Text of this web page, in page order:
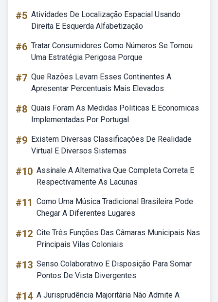
#5 Atividades De Localização Espacial Usando
Direita E Esquerda Alfabetização
#6 Tratar Consumidores Como Números Se Tornou
Uma Estratégia Perigosa Porque
#7 Que Razões Levam Esses Continentes A
Apresentar Percentuais Mais Elevados
#8 Quais Foram As Medidas Politicas E Economicas
Implementadas Por Portugal
#9 Existem Diversas Classificações De Realidade
Virtual E Diversos Sistemas
#10 Assinale A Alternativa Que Completa Correta E
Respectivamente As Lacunas
#11 Como Uma Música Tradicional Brasileira Pode
Chegar A Diferentes Lugares
#12 Cite Três Funções Das Câmaras Municipais Nas
Principais Vilas Coloniais
#13 Senso Colaborativo E Disposição Para Somar
Pontos De Vista Divergentes
#14 A Jurisprudência Majoritária Não Admite A